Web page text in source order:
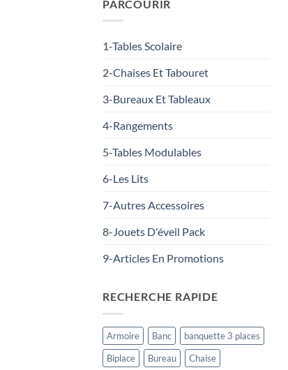
PARCOURIR
1-Tables Scolaire
2-Chaises Et Tabouret
3-Bureaux Et Tableaux
4-Rangements
5-Tables Modulables
6-Les Lits
7-Autres Accessoires
8-Jouets D'éveil Pack
9-Articles En Promotions
RECHERCHE RAPIDE
Armoire Banc
banquette 3 places
Biplace
Bureau
Chaise